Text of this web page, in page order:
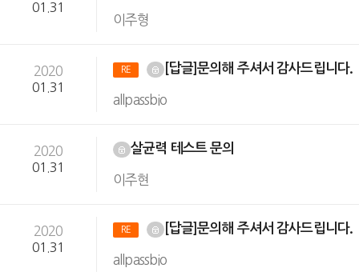
01.31
이주형
2020
01.31
RE [답글]문의해 주셔서 감사드립니다.
allpassbio
2020
01.31
살균력 테스트 문의
이주현
2020
01.31
RE [답글]문의해 주셔서 감사드립니다.
allpassbio